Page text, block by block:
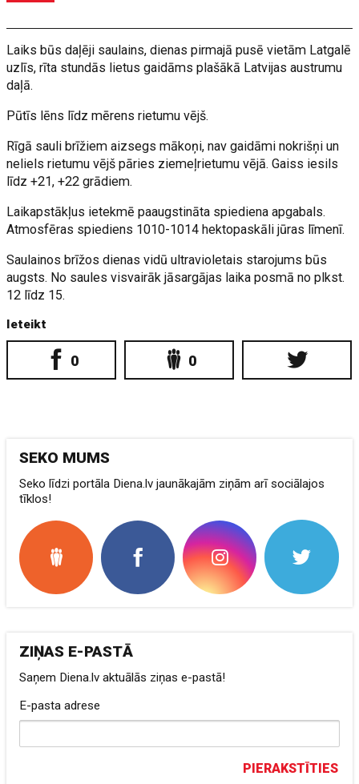
Laiks būs daļēji saulains, dienas pirmajā pusē vietām Latgalē
uzlīs, rīta stundās lietus gaidāms plašākā Latvijas austrumu
daļā.
Pūtīs lēns līdz mērens rietumu vējš.
Rīgā sauli brīžiem aizsegs mākoņi, nav gaidāmi nokrišņi un
neliels rietumu vējš pāries ziemeļrietumu vējā. Gaiss iesils
līdz +21, +22 grādiem.
Laikapstākļus ietekmē paaugstināta spiediena apgabals.
Atmosfēras spiediens 1010-1014 hektopaskāli jūras līmenī.
Saulainos brīžos dienas vidū ultravioletais starojums būs
augsts. No saules visvairāk jāsargājas laika posmā no plkst.
12 līdz 15.
Ieteikt
0 0
SEKO MUMS
Seko līdzi portāla Diena.lv jaunākajām ziņām arī sociālajos
tīklos!
ZIŅAS E-PASTĀ
Saņem Diena.lv aktuālās ziņas e-pastā!
E-pasta adrese
PIERAKSTĪTIES